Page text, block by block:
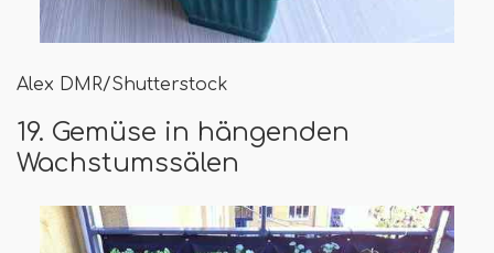
Alex DMR/Shutterstock
19. Gemüse in hängenden
Wachstumssälen